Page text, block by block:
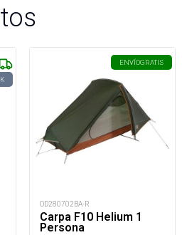
ENVÍOGRATIS
OD280702BA-R
Carpa F10 Helium 1
Persona